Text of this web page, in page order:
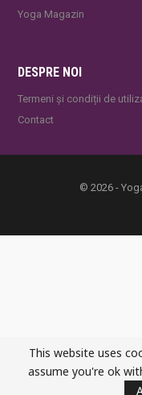
Yoga Magazin
DESPRE NOI
Termeni și condiții de
Contact
© 2026 -
This website uses
assume you're ok